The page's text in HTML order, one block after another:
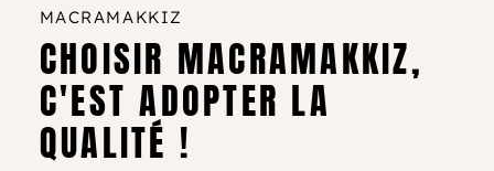
MACRAMAKKIZ
CHOISIR MACRAMAKKIZ,
C'EST ADOPTER LA
QUALITÉ !